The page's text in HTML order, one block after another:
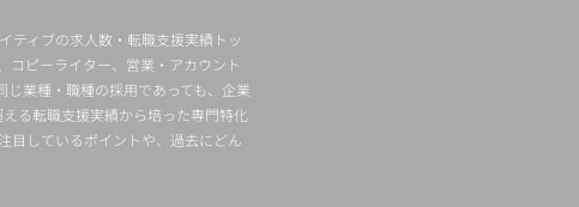
ティブの求人数・転職支援実績トッ
コピーライター、営業・アカウント
業種・職種の採用であっても、企業
る転職支援実績から培った専門特化
目しているポイントや、過去にどん